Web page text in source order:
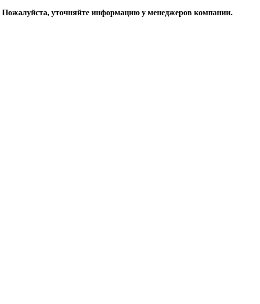
Пожалуйста, уточняйте информацию у менеджеров компании.